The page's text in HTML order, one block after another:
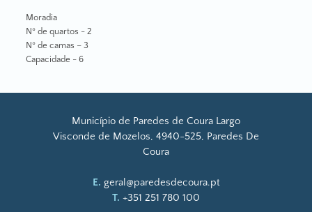
Moradia
Nº de quartos - 2
Nº de camas – 3
Capacidade - 6
Município de Paredes de Coura Largo
Visconde de Mozelos, 4940-525, Paredes De
Coura
E. geral@paredesdecoura.pt
T. +351 251 780 100